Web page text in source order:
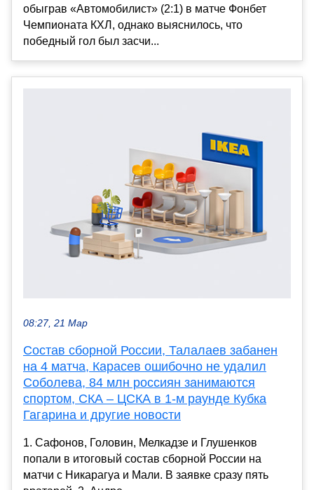
обыграв «Автомобилист» (2:1) в матче Фонбет
Чемпионата КХЛ, однако выяснилось, что
победный гол был засчи...
08:27, 21 Мар
Состав сборной России, Талалаев забанен
на 4 матча, Карасев ошибочно не удалил
Соболева, 84 млн россиян занимаются
спортом, СКА – ЦСКА в 1-м раунде Кубка
Гагарина и другие новости
1. Сафонов, Головин, Мелкадзе и Глушенков
попали в итоговый состав сборной России на
матчи с Никарагуа и Мали. В заявке сразу пять